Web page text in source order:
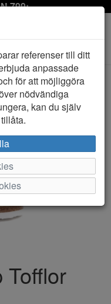
799:-
Tofflor
referenser till ditt
anpassade
för att möjliggöra
nödvändiga
kan du själv